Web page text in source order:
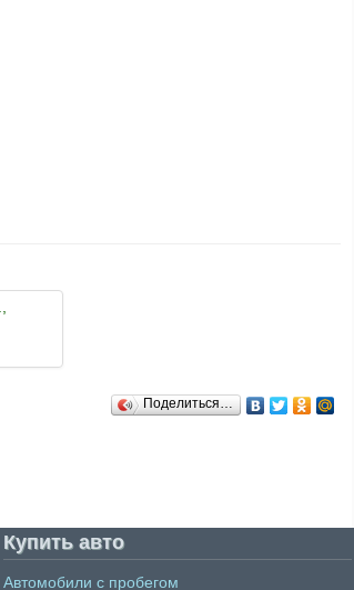
Поделиться…
Купить авто
Автомобили с пробегом